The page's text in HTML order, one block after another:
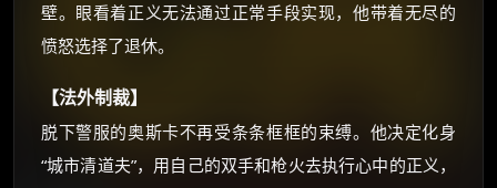
壁。眼看着正义无法通过正常手段实现，他带着无尽的
愤怒选择了退休。
【法外制裁】
脱下警服的奥斯卡不再受条条框框的束缚。他决定化身
“城市清道夫”，用自己的双手和枪火去执行心中的正义，